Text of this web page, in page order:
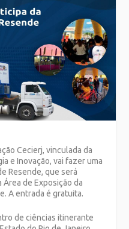
Cecierj, vinculada da
e Inovação, vai fazer uma
Resende, que será
de Exposição da
A entrada é gratuita.
de ciências itinerante